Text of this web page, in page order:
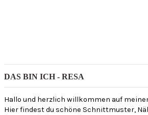
DAS BIN ICH - RESA
Hallo und herzlich willkommen auf
Hier findest du schöne Schnittmuster,